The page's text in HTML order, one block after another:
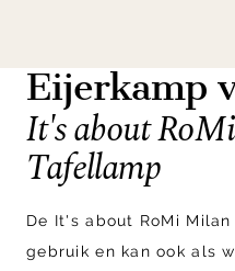
Eijerkamp
It's about
Tafellamp
De It's about RoMi
gebruik en kan ook als